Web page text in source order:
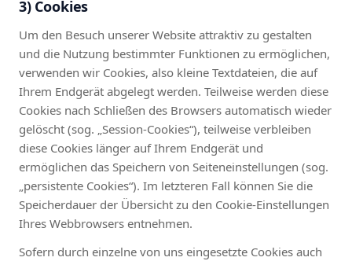
3) Cookies
Um den Besuch unserer Website attraktiv zu gestalten
und die Nutzung bestimmter Funktionen zu ermöglichen,
verwenden wir Cookies, also kleine Textdateien, die auf
Ihrem Endgerät abgelegt werden. Teilweise werden diese
Cookies nach Schließen des Browsers automatisch wieder
gelöscht (sog. „Session-Cookies“), teilweise verbleiben
diese Cookies länger auf Ihrem Endgerät und
ermöglichen das Speichern von Seiteneinstellungen (sog.
„persistente Cookies“). Im letzteren Fall können Sie die
Speicherdauer der Übersicht zu den Cookie-Einstellungen
Ihres Webbrowsers entnehmen.
Sofern durch einzelne von uns eingesetzte Cookies auch